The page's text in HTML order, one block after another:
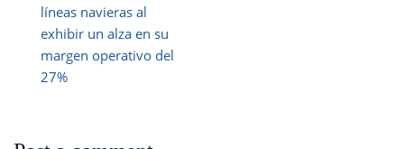
líneas navieras al
exhibir un alza en su
margen operativo del
27%